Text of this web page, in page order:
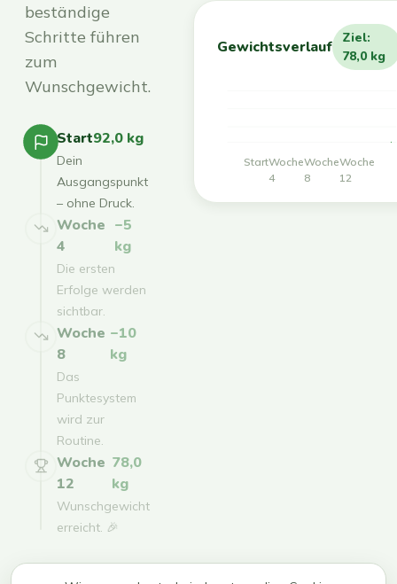
beständige
Schritte führen
zum
Wunschgewicht.
Start92,0 kg
Dein
Ausgangspunkt
– ohne Druck.
Woche
4
−5
kg
Die ersten
Erfolge werden
sichtbar.
Woche
8
−10
kg
Das
Punktesystem
wird zur
Routine.
Woche
12
78,0
kg
Wunschgewicht
erreicht. 🎉
Gewichtsverlauf
Ziel:
78,0 kg
StartWoche
4
Woche
8
Woche
12